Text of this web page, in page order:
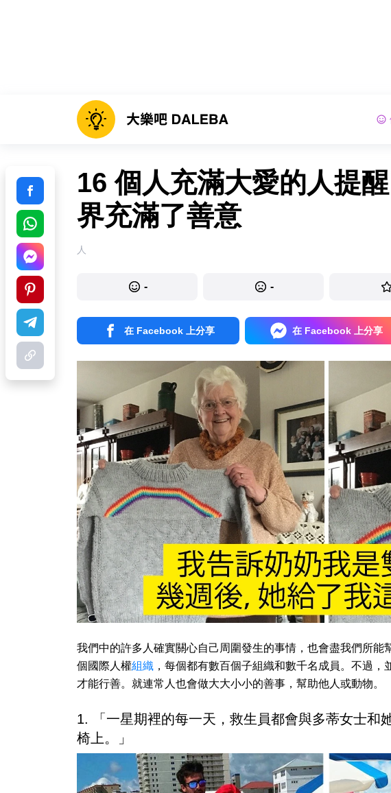
16 個人充滿大愛的人提
界充滿了善意
人
- -
在 Facebook 上分享 在 Facebook 上分享
我們中的許多人確實關心自己周圍發生的事情，也會盡我們所能
個國際人權組織 ，每個都有數百個子組織和數千名成員。不過
才能行善。就連常人也會做大大小小的善事，幫助他人或動物。
1. 「一星期裡的每一天，救生員都會與多蒂女士和
椅上。」